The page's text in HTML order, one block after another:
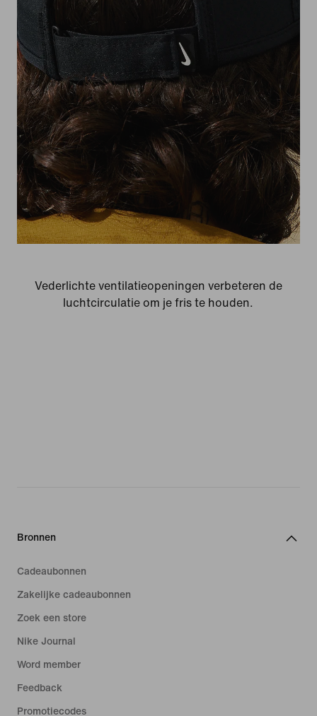
Vederlichte ventilatieopeningen verbeteren de
luchtcirculatie om je fris te houden.
Bronnen
Cadeaubonnen
Zakelijke cadeaubonnen
Zoek een store
Nike Journal
Word member
Feedback
Promotiecodes